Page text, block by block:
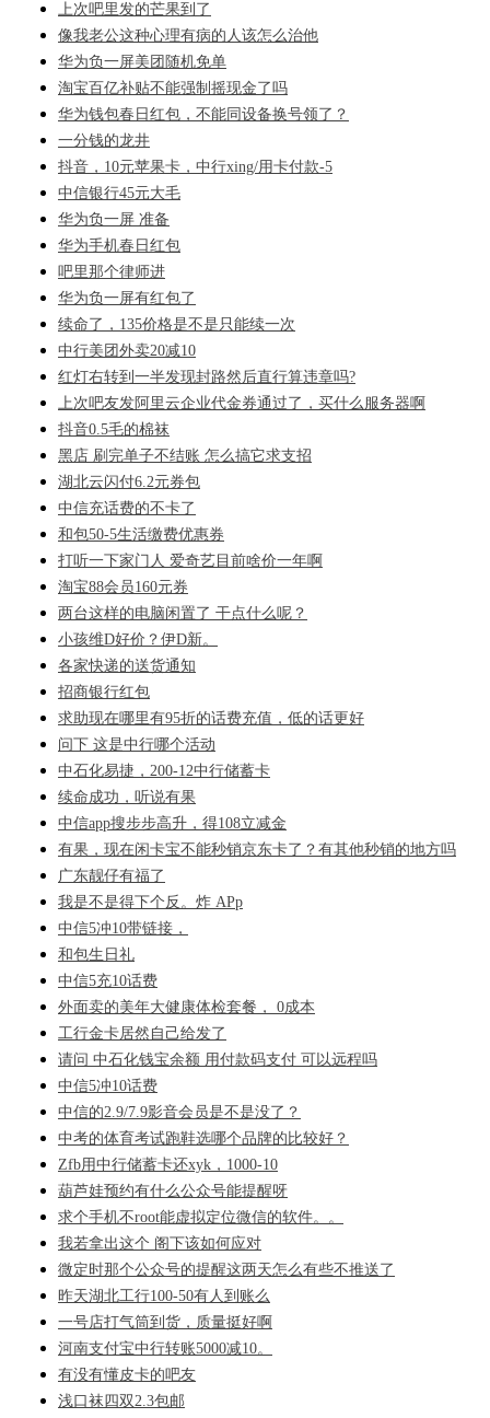
上次吧里发的芒果到了
像我老公这种心理有病的人该怎么治他
华为负一屏美团随机免单
淘宝百亿补贴不能强制摇现金了吗
华为钱包春日红包，不能同设备换号领了？
一分钱的龙井
抖音，10元苹果卡，中行xing/用卡付款-5
中信银行45元大毛
华为负一屏 准备
华为手机春日红包
吧里那个律师进
华为负一屏有红包了
续命了，135价格是不是只能续一次
中行美团外卖20减10
红灯右转到一半发现封路然后直行算违章吗?
上次吧友发阿里云企业代金券通过了，买什么服务器啊
抖音0.5毛的棉袜
黑店 刷完单子不结账 怎么搞它求支招
湖北云闪付6.2元券包
中信充话费的不卡了
和包50-5生活缴费优惠券
打听一下家门人 爱奇艺目前啥价一年啊
淘宝88会员160元券
两台这样的电脑闲置了 干点什么呢？
小孩维D好价？伊D新。
各家快递的送货通知
招商银行红包
求助现在哪里有95折的话费充值，低的话更好
问下 这是中行哪个活动
中石化易捷，200-12中行储蓄卡
续命成功，听说有果
中信app搜步步高升，得108立减金
有果，现在闲卡宝不能秒销京东卡了？有其他秒销的地方吗
广东靓仔有福了
我是不是得下个反。炸 APp
中信5冲10带链接，
和包生日礼
中信5充10话费
外面卖的美年大健康体检套餐， 0成本
工行金卡居然自己给发了
请问 中石化钱宝余额 用付款码支付 可以远程吗
中信5冲10话费
中信的2.9/7.9影音会员是不是没了？
中考的体育考试跑鞋选哪个品牌的比较好？
Zfb用中行储蓄卡还xyk，1000-10
葫芦娃预约有什么公众号能提醒呀
求个手机不root能虚拟定位微信的软件。。
我若拿出这个 阁下该如何应对
微定时那个公众号的提醒这两天怎么有些不推送了
昨天湖北工行100-50有人到账么
一号店打气筒到货，质量挺好啊
河南支付宝中行转账5000减10。
有没有懂皮卡的吧友
浅口袜四双2.3包邮